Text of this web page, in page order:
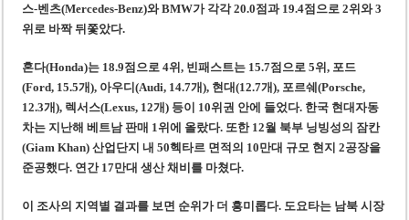
스-벤츠(Mercedes-Benz)와 BMW가 각각 20.0점과 19.4점으로 2위와 3
위로 바짝 뒤쫓았다.
혼다(Honda)는 18.9점으로 4위, 빈패스트는 15.7점으로 5위, 포드
(Ford, 15.5개), 아우디(Audi, 14.7개), 현대(12.7개), 포르쉐(Porsche,
12.3개), 렉서스(Lexus, 12개) 등이 10위권 안에 들었다. 한국 현대자동
차는 지난해 베트남 판매 1위에 올랐다. 또한 12월 북부 닝빙성의 잠칸
(Giam Khan) 산업단지 내 50헥타르 면적의 10만대 규모 현지 2공장을
준공했다. 연간 17만대 생산 채비를 마쳤다.
이 조사의 지역별 결과를 보면 순위가 더 흥미롭다. 도요타는 남북 시장